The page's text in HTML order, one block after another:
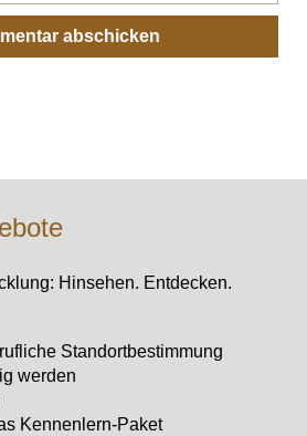
Hinsehen. Entdecken.
Standortbestimmung
werden
Kennenlern-Paket